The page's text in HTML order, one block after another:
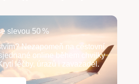
slevou 50 %
Nezapomeň na cestovní
online během chvilky
léčby, úrazů i zavazadel.